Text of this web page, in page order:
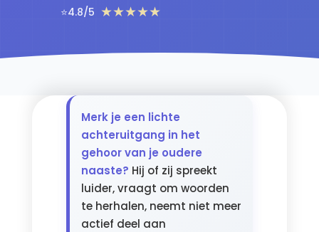
⭐4.8/5 ★★★★★
Merk je een lichte
achteruitgang in het
gehoor van je oudere
naaste? Hij of zij spreekt
luider, vraagt om woorden
te herhalen, neemt niet meer
actief deel aan